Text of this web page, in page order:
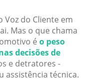
do Cliente em
Mas o que chama
é o peso
decisões de
e detratores -
assistência técnica.